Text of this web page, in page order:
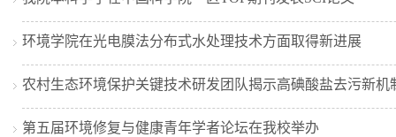
环境学院在光电膜法分布式水处理技术方面取得新进展
农村生态环境保护关键技术研发团队揭示高碘酸盐去污新机
第五届环境修复与健康青年学者论坛在我校举办